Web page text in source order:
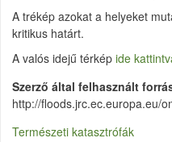
A trékép azokat a helyeket
kritikus határt.
A valós idejű térkép ide
Szerző által felhasznált
http://floods.jrc.ec.europa.eu/
Természeti katasztrófák